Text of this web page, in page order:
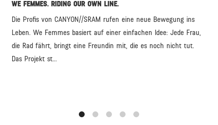
WE FEMMES. RIDING OUR OWN LINE.
Die Profis von CANYON//SRAM rufen eine neue Bewegung ins
Leben. We Femmes basiert auf einer einfachen Idee: Jede Frau,
die Rad fährt, bringt eine Freundin mit, die es noch nicht tut.
Das Projekt st...